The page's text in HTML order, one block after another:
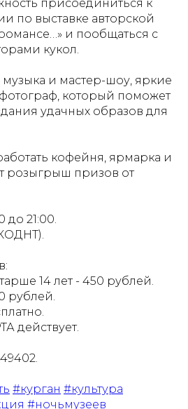
присоединиться к
по выставке авторской
и пообщаться с
кукол.
музыка и мастер-шоу, яркие
который поможет
удачных образов для
кофейня, ярмарка и
розыгрыш призов от
до 21:00.
14 лет - 450 рублей.
рублей.
действует.
#курган #культура
#ночьмузеев